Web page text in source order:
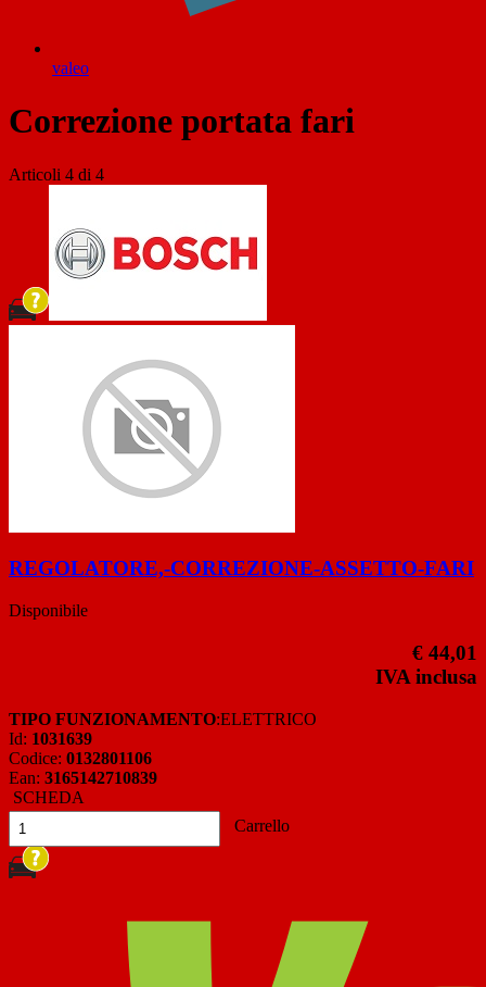
valeo
Correzione portata fari
Articoli 4 di 4
REGOLATORE,-CORREZIONE-ASSETTO-FARI
Disponibile
€ 44,01
IVA inclusa
TIPO FUNZIONAMENTO:ELETTRICO
Id: 1031639
Codice: 0132801106
Ean: 3165142710839
SCHEDA
Carrello